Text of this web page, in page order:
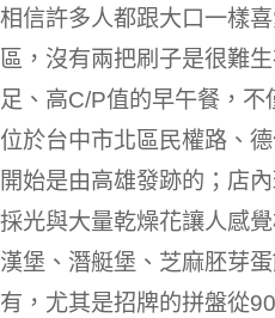
相信許多人都跟大口一樣
區，沒有兩把刷子是很難
足、高C/P值的早午餐，
位於台中市北區民權路、
開始是由高雄發跡的；店
採光與大量乾燥花讓人感
漢堡、潛艇堡、芝麻胚芽
有，尤其是招牌的拼盤從